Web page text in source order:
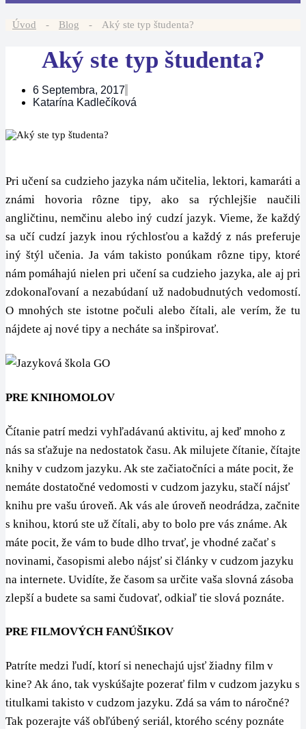
Úvod - Blog - Aký ste typ študenta?
Aký ste typ študenta?
6 Septembra, 2017
Katarína Kadlečíková
Pri učení sa cudzieho jazyka nám učitelia, lektori, kamaráti a
známi hovoria rôzne tipy, ako sa rýchlejšie naučili
angličtinu, nemčinu alebo iný cudzí jazyk. Vieme, že každý
sa učí cudzí jazyk inou rýchlosťou a každý z nás preferuje
iný štýl učenia. Ja vám takisto ponúkam rôzne tipy, ktoré
nám pomáhajú nielen pri učení sa cudzieho jazyka, ale aj pri
zdokonaľovaní a nezabúdaní už nadobudnutých vedomostí.
O mnohých ste istotne počuli alebo čítali, ale verím, že tu
nájdete aj nové tipy a necháte sa inšpirovať.
PRE KNIHOMOLOV
Čítanie patrí medzi vyhľadávanú aktivitu, aj keď mnoho z
nás sa sťažuje na nedostatok času. Ak milujete čítanie, čítajte
knihy v cudzom jazyku. Ak ste začiatočníci a máte pocit, že
nemáte dostatočné vedomosti v cudzom jazyku, stačí nájsť
knihu pre vašu úroveň. Ak vás ale úroveň neodrádza, začnite
s knihou, ktorú ste už čítali, aby to bolo pre vás známe. Ak
máte pocit, že vám to bude dlho trvať, je vhodné začať s
novinami, časopismi alebo nájsť si články v cudzom jazyku
na internete. Uvidíte, že časom sa určite vaša slovná zásoba
zlepší a budete sa sami čudovať, odkiaľ tie slová poznáte.
PRE FILMOVÝCH FANÚŠIKOV
Patríte medzi ľudí, ktorí si nenechajú ujsť žiadny film v
kine? Ak áno, tak vyskúšajte pozerať film v cudzom jazyku s
titulkami takisto v cudzom jazyku. Zdá sa vám to náročné?
Tak pozerajte váš obľúbený seriál, ktorého scény poznáte